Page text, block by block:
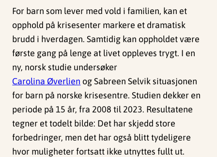
For barn som lever med vold i familien, kan et
opphold på krisesenter markere et dramatisk
brudd i hverdagen. Samtidig kan oppholdet være
første gang på lenge at livet oppleves trygt. I en
ny, norsk studie undersøker
Carolina Øverlien og Sabreen Selvik situasjonen
for barn på norske krisesentre. Studien dekker en
periode på 15 år, fra 2008 til 2023. Resultatene
tegner et todelt bilde: Det har skjedd store
forbedringer, men det har også blitt tydeligere
hvor muligheter fortsatt ikke utnyttes fullt ut.